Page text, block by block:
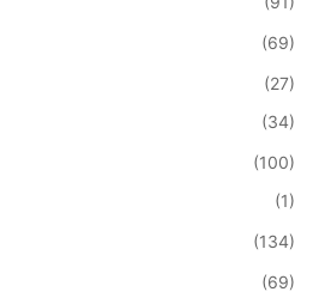
(69)
(27)
(34)
(100)
(1)
(134)
(69)